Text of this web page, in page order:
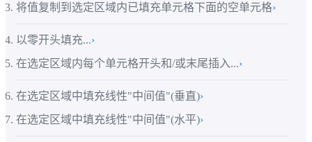
将值复制到选定区域内已填充单元格下面的空单元格›
以零开头填充...›
在选定区域内每个单元格开头和/或末尾插入...›
在选定区域中填充线性"中间值"(垂直)›
在选定区域中填充线性"中间值"(水平)›